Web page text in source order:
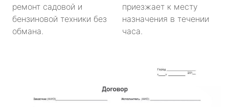
Вырица
Дружная Горка
ремонт садовой и
бензиновой техники без
обмана.
приезжает к месту
назначения в течении
часа.